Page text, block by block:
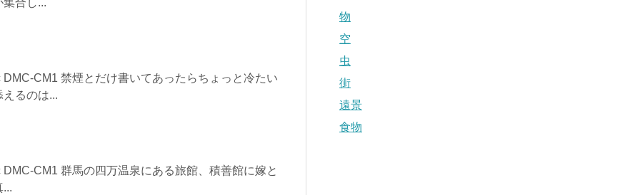
CM1 禁煙とだけ書いてあったらちょっと冷たい
るのは...
CM1 群馬の四万温泉にある旅館、積善館に嫁と
...
物
空
虫
街
遠景
食物